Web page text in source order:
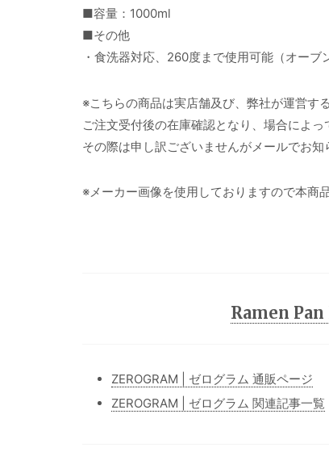
■容量：1000ml
■その他
・食洗器対応、260度まで使用可能（オーブ
※こちらの商品は実店舗及び、弊社が運営す
ご注文受付後の在庫確認となり、場合によ
その際は申し訳ございませんがメールでお知
※メーカー画像を使用しておりますので本商
Ramen Pan
ZEROGRAM | ゼログラム 通販ページ
ZEROGRAM | ゼログラム 関連記事一覧